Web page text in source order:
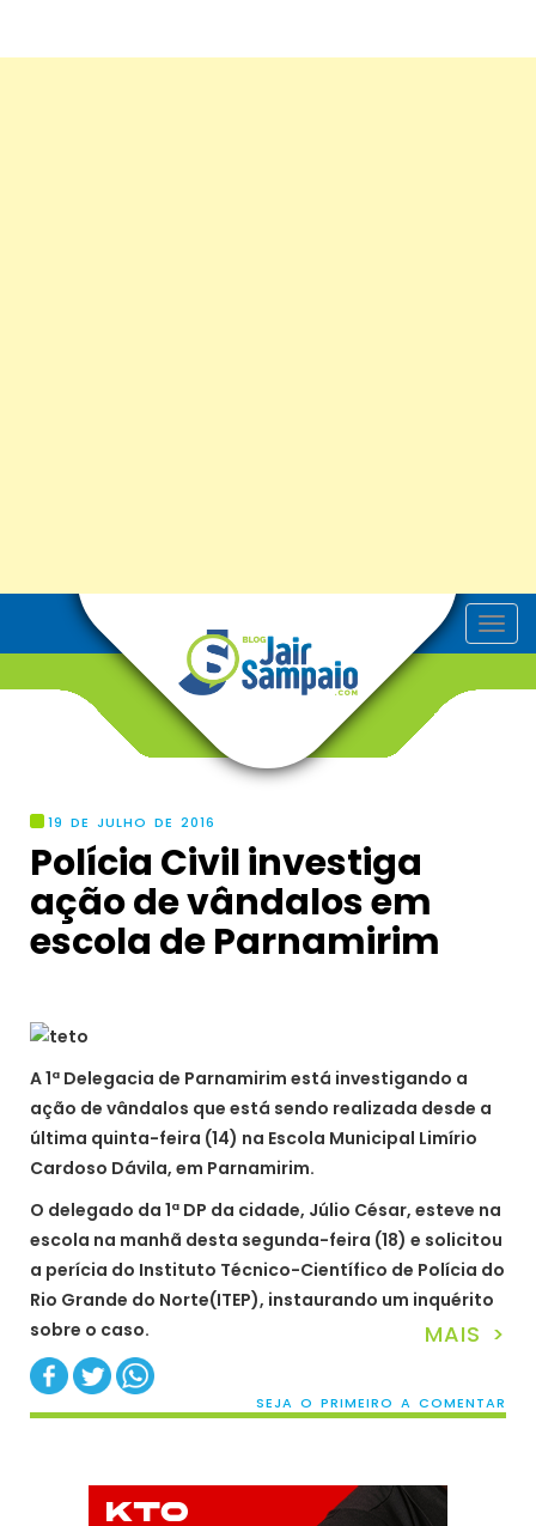
T
o
19 DE JULHO DE 2016
Polícia Civil investiga
ação de vândalos em
escola de Parnamirim
A 1ª Delegacia de Parnamirim está investigando a
ação de vândalos que está sendo realizada desde a
última quinta-feira (14) na Escola Municipal Limírio
Cardoso Dávila, em Parnamirim.
O delegado da 1ª DP da cidade, Júlio César, esteve na
escola na manhã desta segunda-feira (18) e solicitou
a perícia do Instituto Técnico-Científico de Polícia do
Rio Grande do Norte(ITEP), instaurando um inquérito
sobre o caso.
MAIS >
SEJA O PRIMEIRO A COMENTAR